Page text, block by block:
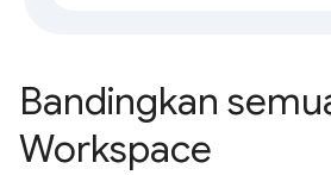
Bandingkan
Workspace